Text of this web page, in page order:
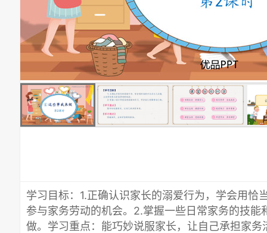
学习目标：1.正确认识家长的溺爱行为，学会用恰
参与家务劳动的机会。2.掌握一些日常家务的技能
做。学习重点：能巧妙说服家长，让自己承担家